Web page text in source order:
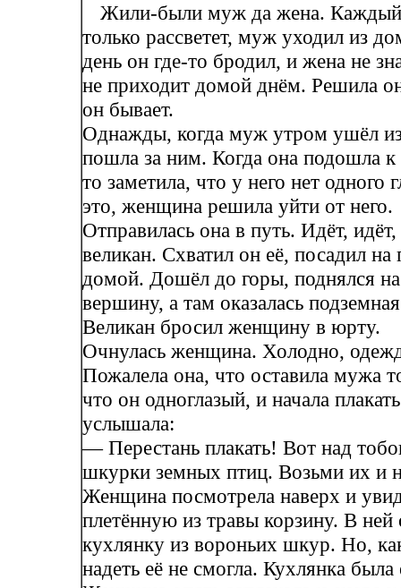
Жили-были муж да жена. Каждый
только рассветет, муж уходил из
день он где-то бродил, и жена не
не приходит домой днём. Решила
он бывает.
Однажды, когда муж утром ушёл
пошла за ним. Когда она подошла к
то заметила, что у него нет одного
это, женщина решила уйти от него.
Отправилась она в путь. Идёт, идёт,
великан. Схватил он её, посадил на
домой. Дошёл до горы, поднялся
вершину, а там оказалась
Великан бросил женщину в юрту.
Очнулась женщина. Холодно,
Пожалела она, что оставила мужа
что он одноглазый, и начала
услышала:
— Перестань плакать! Вот над
шкурки земных птиц. Возьми их и
Женщина посмотрела наверх и
плетённую из травы корзину. В ней
кухлянку из вороньих шкур. Но,
надеть её не смогла. Кухлянка была